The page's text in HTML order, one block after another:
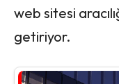
web sitesi
getiriyor.